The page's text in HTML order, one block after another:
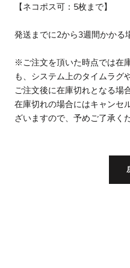
【ネコポス可：5枚まで】
発送までに2から3週間かかる
※ご注文を頂いた時点では在
も、システム上のタイムラグ
ご注文後に在庫切れとなる場
在庫切れの場合にはキャンセ
ざいますので、予めご了承く